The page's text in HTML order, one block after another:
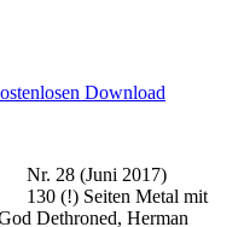
Nr. 28 (Juni 2017)
130 (!) Seiten Metal mit
Dethroned, Herman